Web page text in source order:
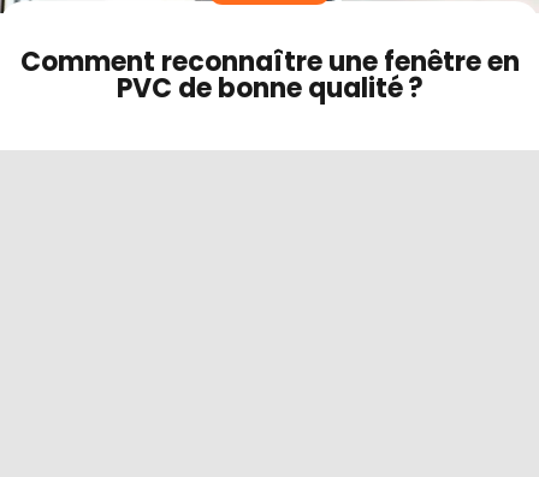
Comment reconnaître une fenêtre en
PVC de bonne qualité ?